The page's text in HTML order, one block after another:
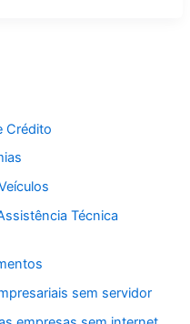
Crédito
Técnica
sem servidor